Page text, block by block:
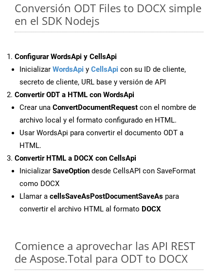
Conversión ODT Files to DOCX simple
en el SDK Nodejs
Configurar WordsApi y CellsApi
Inicializar WordsApi y CellsApi con su ID de cliente,
secreto de cliente, URL base y versión de API
Convertir ODT a HTML con WordsApi
Crear una ConvertDocumentRequest con el nombre de
archivo local y el formato configurado en HTML.
Usar WordsApi para convertir el documento ODT a
HTML.
Convertir HTML a DOCX con CellsApi
Inicializar SaveOption desde CellsAPI con SaveFormat
como DOCX
Llamar a cellsSaveAsPostDocumentSaveAs para
convertir el archivo HTML al formato DOCX
Comience a aprovechar las API REST
de Aspose.Total para ODT to DOCX